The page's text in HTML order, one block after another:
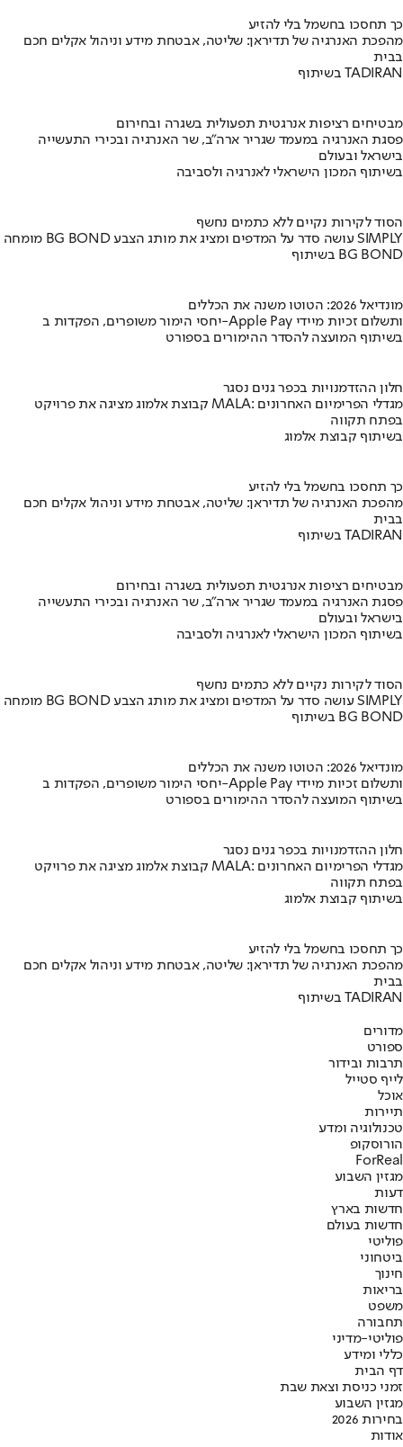
כך תחסכו בחשמל בלי להזיע
מהפכת האנרגיה של תדיראן: שליטה, אבטחת מידע וניהול אקלים חכם
בבית
בשיתוף TADIRAN
מבטיחים רציפות אנרגטית תפעולית בשגרה ובחירום
פסגת האנרגיה במעמד שגריר ארה"ב, שר האנרגיה ובכירי התעשייה
בישראל ובעולם
בשיתוף המכון הישראלי לאנרגיה ולסביבה
הסוד לקירות נקיים ללא כתמים נחשף
מומחה BG BOND עושה סדר על המדפים ומציג את מותג הצבע SIMPLY
בשיתוף BG BOND
מונדיאל 2026: הטוטו משנה את הכללים
יחסי הימור משופרים, הפקדות ב-Apple Pay ותשלום זכיות מיידי
בשיתוף המועצה להסדר ההימורים בספורט
חלון ההזדמנויות בכפר גנים נסגר
קבוצת אלמוג מציגה את פרויקט MALA: מגדלי הפרימיום האחרונים
בפתח תקווה
בשיתוף קבוצת אלמוג
כך תחסכו בחשמל בלי להזיע
מהפכת האנרגיה של תדיראן: שליטה, אבטחת מידע וניהול אקלים חכם
בבית
בשיתוף TADIRAN
מבטיחים רציפות אנרגטית תפעולית בשגרה ובחירום
פסגת האנרגיה במעמד שגריר ארה"ב, שר האנרגיה ובכירי התעשייה
בישראל ובעולם
בשיתוף המכון הישראלי לאנרגיה ולסביבה
הסוד לקירות נקיים ללא כתמים נחשף
מומחה BG BOND עושה סדר על המדפים ומציג את מותג הצבע SIMPLY
בשיתוף BG BOND
מונדיאל 2026: הטוטו משנה את הכללים
יחסי הימור משופרים, הפקדות ב-Apple Pay ותשלום זכיות מיידי
בשיתוף המועצה להסדר ההימורים בספורט
חלון ההזדמנויות בכפר גנים נסגר
קבוצת אלמוג מציגה את פרויקט MALA: מגדלי הפרימיום האחרונים
בפתח תקווה
בשיתוף קבוצת אלמוג
כך תחסכו בחשמל בלי להזיע
מהפכת האנרגיה של תדיראן: שליטה, אבטחת מידע וניהול אקלים חכם
בבית
בשיתוף TADIRAN
מדורים
ספורט
תרבות ובידור
לייף סטייל
אוכל
תיירות
טכנולוגיה ומדע
הורוסקופ
ForReal
מגזין השבוע
דעות
חדשות בארץ
חדשות בעולם
פוליטי
ביטחוני
חינוך
בריאות
משפט
תחבורה
פוליטי-מדיני
כללי ומידע
דף הבית
זמני כניסת וצאת שבת
מגזין השבוע
בחירות 2026
אודות